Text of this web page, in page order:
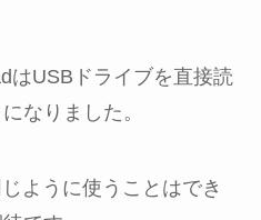
はUSBドライブを直接読
なりました。
ように使うことはでき